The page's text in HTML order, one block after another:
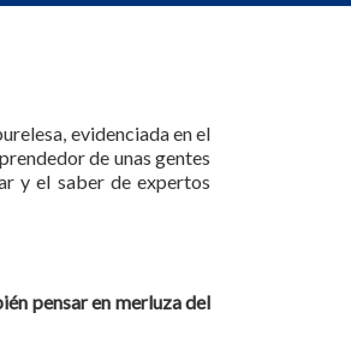
evidenciada en el
de unas gentes
y el saber de expertos
pensar en merluza del